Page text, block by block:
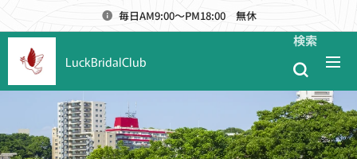
毎日AM9:00～PM18:00 無休
LuckBridalClub
検索